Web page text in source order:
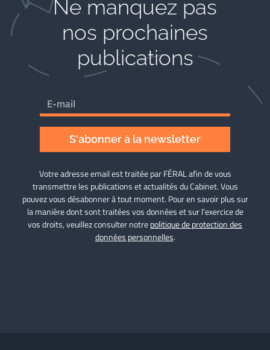
Ne manquez pas
nos prochaines
publications
S'abonner à la newsletter
Votre adresse email est traitée par FÉRAL afin de vous
transmettre les publications et actualités du Cabinet. Vous
pouvez vous désabonner à tout moment. Pour en savoir plus sur
la manière dont sont traitées vos données et sur l’exercice de
vos droits, veuillez consulter notrepolitique de protection des
données personnelles.